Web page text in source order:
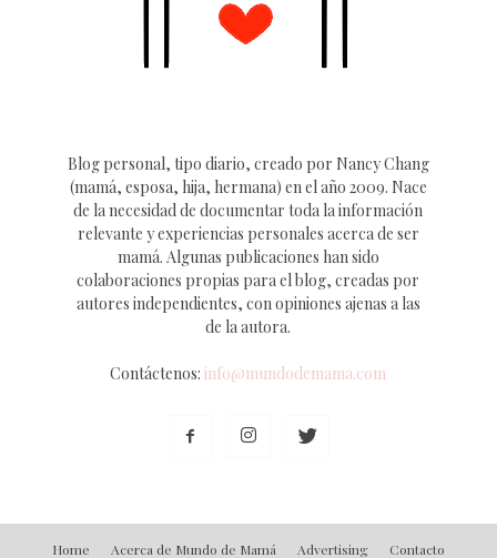
Blog personal, tipo diario, creado por Nancy Chang
(mamá, esposa, hija, hermana) en el año 2009. Nace
de la necesidad de documentar toda la información
relevante y experiencias personales acerca de ser
mamá. Algunas publicaciones han sido
colaboraciones propias para el blog, creadas por
autores independientes, con opiniones ajenas a las
de la autora.
Contáctenos:info@mundodemama.com
Home Acerca de Mundo de Mamá Advertising Contacto